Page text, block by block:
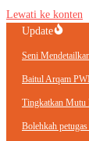
Lewati ke konten
Update
Seni
Baitul Arqam
Tingkatkan Mutu
Bolehkah